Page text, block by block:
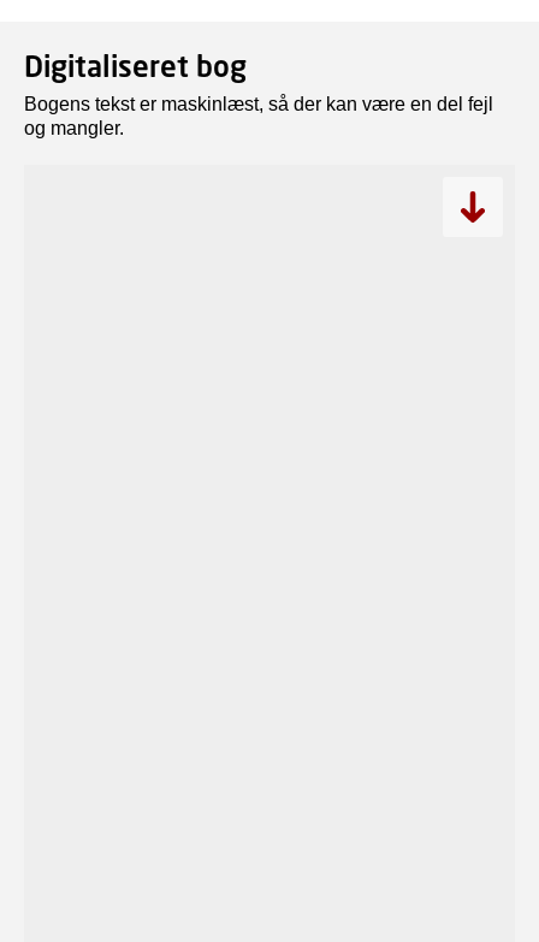
Digitaliseret bog
Bogens tekst er maskinlæst, så der kan være en del fejl
og mangler.